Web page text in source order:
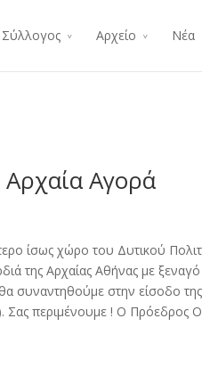
Σύλλογος Αρχείο Νέα
Αγορά
ίσως χώρο του Δυτικού
της Αρχαίας Αθήνας με
συναντηθούμε στην είσοδο
Σας περιμένουμε ! Ο Πρόεδρος